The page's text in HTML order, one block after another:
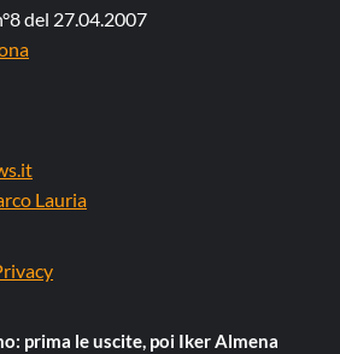
del 27.04.2007
Lauria
prima le uscite, poi Iker Almena